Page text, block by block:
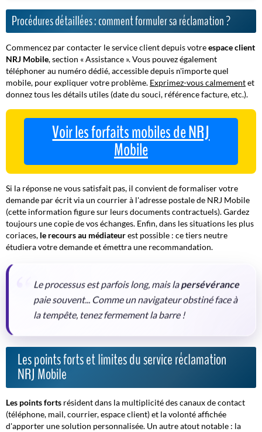
Procédures détaillées : comment formuler sa réclamation ?
Commencez par contacter le service client depuis votreespace client
NRJ Mobile, section « Assistance ». Vous pouvez également
téléphoner au numéro dédié, accessible depuis n'importe quel
mobile, pour expliquer votre problème. Exprimez-vous calmementet
donnez tous les détails utiles (date du souci, référence facture, etc.).
Voir les forfaits mobiles de NRJ
Mobile
Si la réponse ne vous satisfait pas, il convient de formaliser votre
demande par écrit via un courrier à l'adresse postale de NRJ Mobile
(cette information figure sur leurs documents contractuels).Gardez
toujours une copie de vos échanges. Enfin, dans les situations les plus
coriaces, le recours au médiateurest possible : ce tiers neutre
étudiera votre demande et émettra une recommandation.
Le processus est parfois long, mais lapersévérance
paie souvent... Comme un navigateur obstiné face à
la tempête, tenez fermement la barre !
Les points forts et limites du service réclamation
NRJ Mobile
Les points forts résident dans la multiplicité des canaux de contact
(téléphone, mail, courrier, espace client) et la volonté affichée
d'apporter une solution personnalisée. Un autre atout notable : la